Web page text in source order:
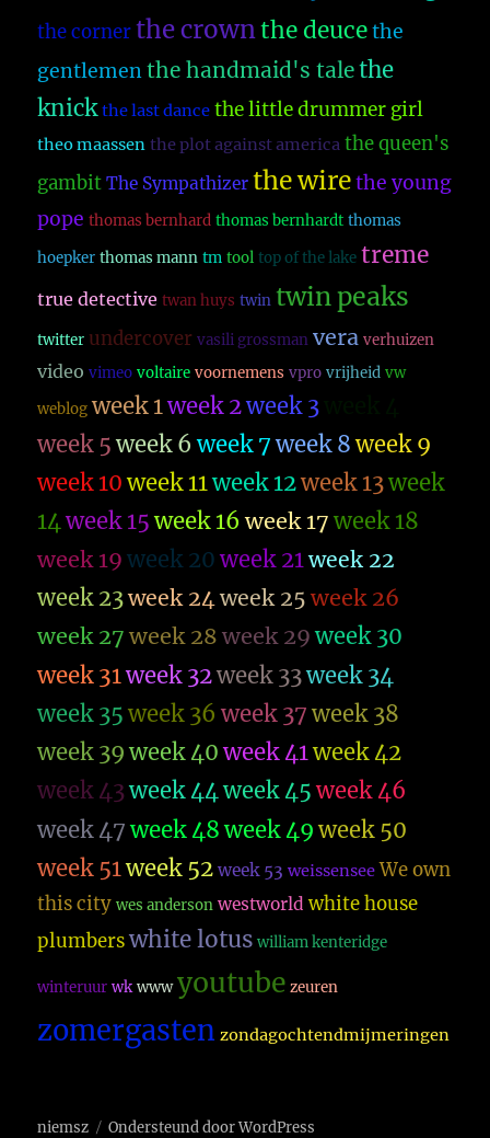
the corner the crownthe deuce the
gentlemen the handmaid's talethe
knick the last dance the little drummer girl
theo maassen the plot against america the queen's
gambit The Sympathizer the wire the young
pope thomas bernhard thomas bernhardt thomas
hoepker thomas mann tm tool top of the lake treme
true detective twan huys twin twin peaks
twitter undercover vasili grossman vera verhuizen
video vimeo voltaire voornemens vpro vrijheid vw
weblog week 1week 2week 3
week 5 week 6 week 7 week 8 week 9
week 10 week 11week 12week 13week
14week 15 week 16 week 17 week 18
week 19 week 20 week 21week 22
week 23week 24week 25 week 26
week 27 week 28 week 29 week 30
week 31week 32week 33week 34
week 35 week 36 week 37 week 38
week 39 week 40 week 41week 42
week 43week 44week 45 week 46
week 47 week 48 week 49 week 50
week 51week 52 week 53 weissensee We own
this city wes anderson westworld white house
plumbers white lotus william kenteridge
winteruur wk www youtube zeuren
zomergasten zondagochtendmijmeringen
niemsz Ondersteund door WordPress